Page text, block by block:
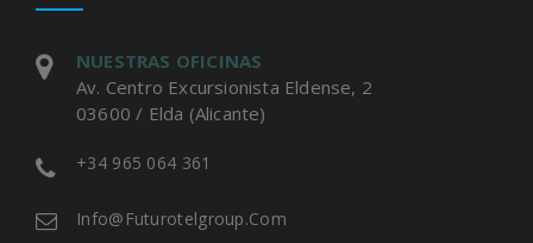
NUESTRAS OFICINAS
Av. Centro Excursionista Eldense, 2
03600 / Elda (Alicante)
+34 965 064 361
Info@futurotelgroup.com